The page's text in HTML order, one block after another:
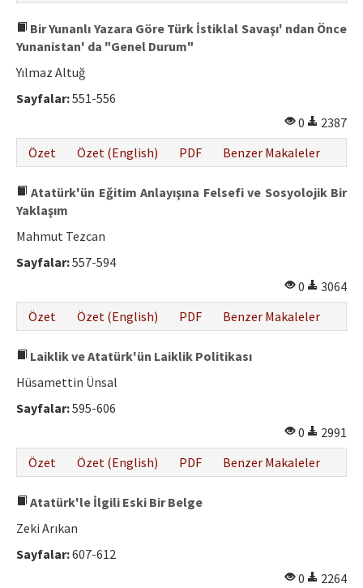
Bir Yunanlı Yazara Göre Türk İstiklal Savaşı' ndan Önce
Yunanistan' da "Genel Durum"
Yılmaz Altuğ
Sayfalar:551-556
0
2387
Özet
Özet (English) PDF Benzer Makaleler
Atatürk'ün Eğitim Anlayışına Felsefi ve Sosyolojik Bir
Yaklaşım
Mahmut Tezcan
Sayfalar:557-594
0
3064
Özet
Özet (English) PDF Benzer Makaleler
Laiklik ve Atatürk'ün Laiklik Politikası
Hüsamettin Ünsal
Sayfalar:595-606
0
2991
Özet
Özet (English) PDF Benzer Makaleler
Atatürk'le İlgili Eski Bir Belge
Zeki Arıkan
Sayfalar:607-612
0
2264